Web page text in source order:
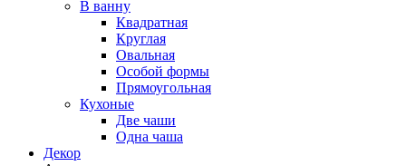
В ванну
Квадратная
Круглая
Овальная
Особой формы
Прямоугольная
Кухоные
Две чаши
Одна чаша
Декор